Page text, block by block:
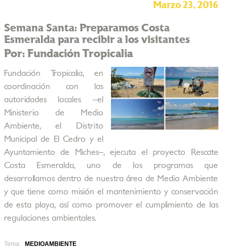
Marzo 23, 2016
Semana Santa: Preparamos Costa
Esmeralda para recibir a los visitantes
Por: Fundación Tropicalia
Fundación Tropicalia, en
coordinación con las
autoridades locales –el
Ministerio de Medio
Ambiente, el Distrito
Municipal de El Cedro y el
Ayuntamiento de Miches–, ejecuta el proyecto Rescate
Costa Esmeralda, uno de los programas que
desarrollamos dentro de nuestra área de Medio Ambiente
y que tiene como misión el mantenimiento y conservación
de esta playa, así como promover el cumplimiento de las
regulaciones ambientales.
Tema:
MEDIOAMBIENTE